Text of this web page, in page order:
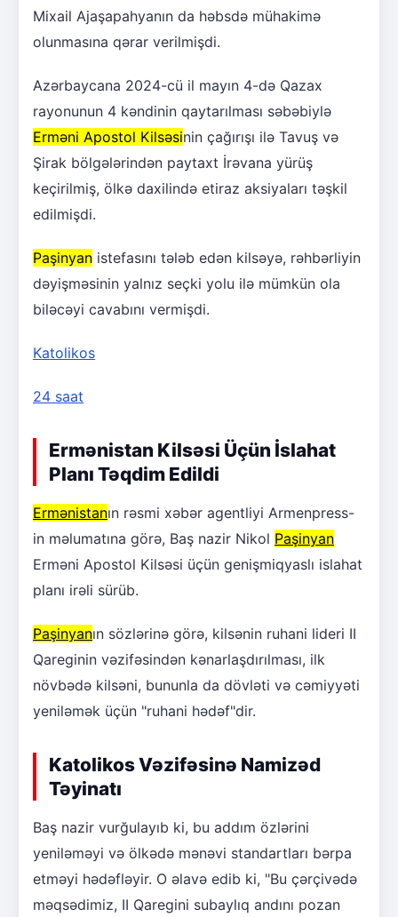
Mixail Ajaşapahyanın da həbsdə mühakimə
olunmasına qərar verilmişdi.
Azərbaycana 2024-cü il mayın 4-də Qazax
rayonunun 4 kəndinin qaytarılması səbəbiylə
Erməni Apostol Kilsəsinin çağırışı ilə Tavuş və
Şirak bölgələrindən paytaxt İrəvana yürüş
keçirilmiş, ölkə daxilində etiraz aksiyaları təşkil
edilmişdi.
Paşinyan istefasını tələb edən kilsəyə, rəhbərliyin
dəyişməsinin yalnız seçki yolu ilə mümkün ola
biləcəyi cavabını vermişdi.
Katolikos
24 saat
Ermənistan Kilsəsi Üçün İslahat
Planı Təqdim Edildi
Ermənistanın rəsmi xəbər agentliyi Armenpress-
in məlumatına görə, Baş nazir Nikol Paşinyan
Erməni Apostol Kilsəsi üçün genişmiqyaslı islahat
planı irəli sürüb.
Paşinyanın sözlərinə görə, kilsənin ruhani lideri II
Qareginin vəzifəsindən kənarlaşdırılması, ilk
növbədə kilsəni, bununla da dövləti və cəmiyyəti
yeniləmək üçün "ruhani hədəf"dir.
Katolikos Vəzifəsinə Namizəd
Təyinatı
Baş nazir vurğulayıb ki, bu addım özlərini
yeniləməyi və ölkədə mənəvi standartları bərpa
etməyi hədəfləyir. O əlavə edib ki, "Bu çərçivədə
məqsədimiz, II Qaregini subaylıq andını pozan